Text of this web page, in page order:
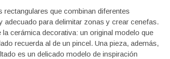
rectangulares que combinan diferentes
adecuado para delimitar zonas y crear cenefas.
cerámica decorativa: un original modelo que
recuerda al de un pincel. Una pieza, además,
es un delicado modelo de inspiración